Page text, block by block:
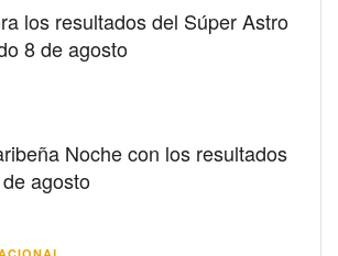
los resultados del Súper Astro
8 de agosto
Noche con los resultados
agosto